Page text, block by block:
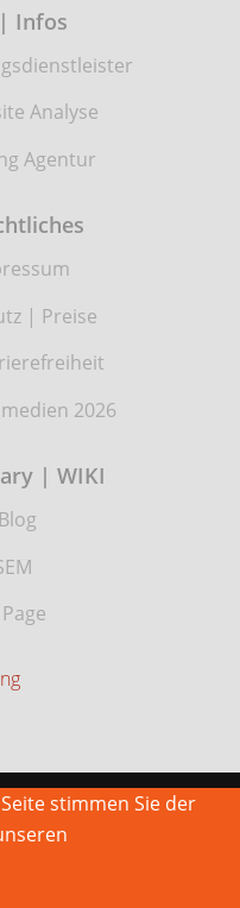
Infos
Analyse
Agentur
| Preise
2026
| WIKI
Blog
stimmen Sie der